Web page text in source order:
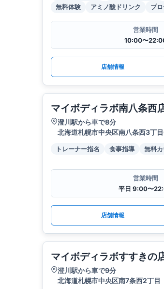
無料体験
アミノ酸ドリンク プ
営業時間
10:00〜
店舗情報
マイボディラボ南八条西
澄川駅から車で8分
北海道札幌市中央区南八条西3丁
トレーナー指名 食事指導 無料
営業時間
平日 9:00〜
店舗情報
マイボディラボすすきの
澄川駅から車で9分
北海道札幌市中央区南7条西2丁目